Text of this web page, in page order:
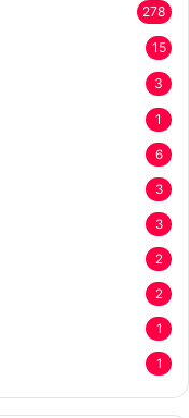
278
15
3
1
6
3
3
2
2
1
1